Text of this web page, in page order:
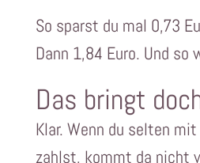
So sparst du mal 0,73
Dann 1,84 Euro. Und so
Das bringt
Klar. Wenn du selten
zahlst, kommt da nicht